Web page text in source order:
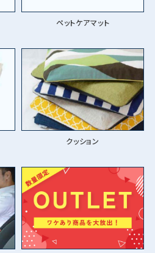
ペットケアマット
クッション